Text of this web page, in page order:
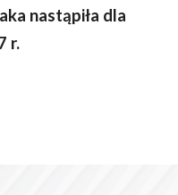
nastąpiła dla
r.